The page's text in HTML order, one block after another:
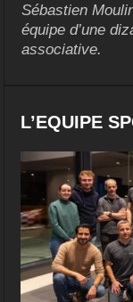
Sébastien
équipe d’une
associative.
L’EQUIPE